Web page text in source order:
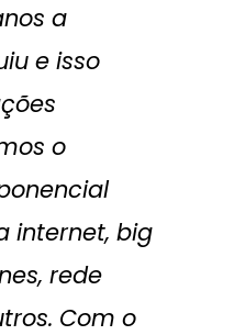
a
e isso
o
internet, big
rede
Com o